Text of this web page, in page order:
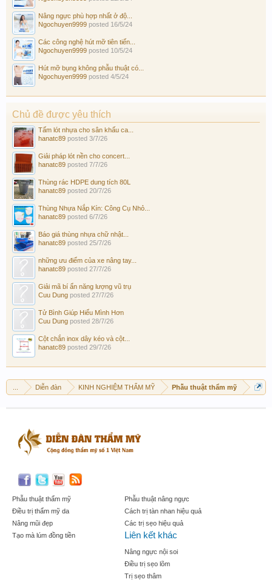
Nâng ngực phù hợp nhất ở độ...
Ngochuyen9999 posted 16/5/24
Các công nghệ hút mỡ tiên tiến...
Ngochuyen9999 posted 10/5/24
Hút mỡ bụng không phẫu thuật có...
Ngochuyen9999 posted 4/5/24
Chủ đề được yêu thích
Tấm lót nhựa cho sân khấu ca...
hanatc89 posted 3/7/26
Giải pháp lót nền cho concert...
hanatc89 posted 7/7/26
Thùng rác HDPE dung tích 80L
hanatc89 posted 20/7/26
Thùng Nhựa Nắp Kín: Công Cụ Nhỏ...
hanatc89 posted 6/7/26
Báo giá thùng nhựa chữ nhật...
hanatc89 posted 25/7/26
những ưu điểm của xe nâng tay...
hanatc89 posted 27/7/26
Giải mã bí ẩn năng lượng vũ trụ
Cuu Dung posted 27/7/26
Tử Bình Giúp Hiểu Mình Hơn
Cuu Dung posted 28/7/26
Cột chắn inox dây kéo và cột...
hanatc89 posted 29/7/26
Diễn đàn KINH NGHIỆM THẨM MỸ Phẫu thuật thẩm mỹ
Phẫu thuật thẩm mỹ
Điều trị thẩm mỹ da
Nâng mũi đẹp
Tạo mà lúm đồng tiền
Phẫu thuật nâng ngực
Cách trị tàn nhan hiệu quả
Các trị sẹo hiệu quả
Liên kết khác
Nâng ngực nội soi
Điều trị sẹo lõm
Trị sẹo thâm